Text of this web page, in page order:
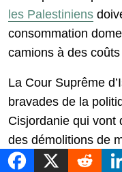
les Palestiniens
consommation
camions à des
La Cour Suprême
bravades de la
Cisjordanie qui vont
des démolitions de
procès, à la